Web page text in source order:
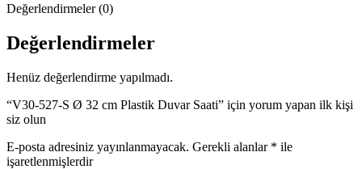
Değerlendirmeler (0)
Değerlendirmeler
Henüz değerlendirme yapılmadı.
“V30-527-S Ø 32 cm Plastik Duvar Saati” için yorum yapan ilk kişi
siz olun
E-posta adresiniz yayınlanmayacak. Gerekli alanlar * ile
işaretlenmişlerdir